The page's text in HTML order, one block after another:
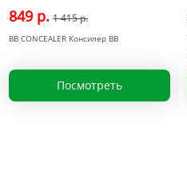
849 р. 1 415 р.
BB CONCEALER Консилер BB
Посмотреть